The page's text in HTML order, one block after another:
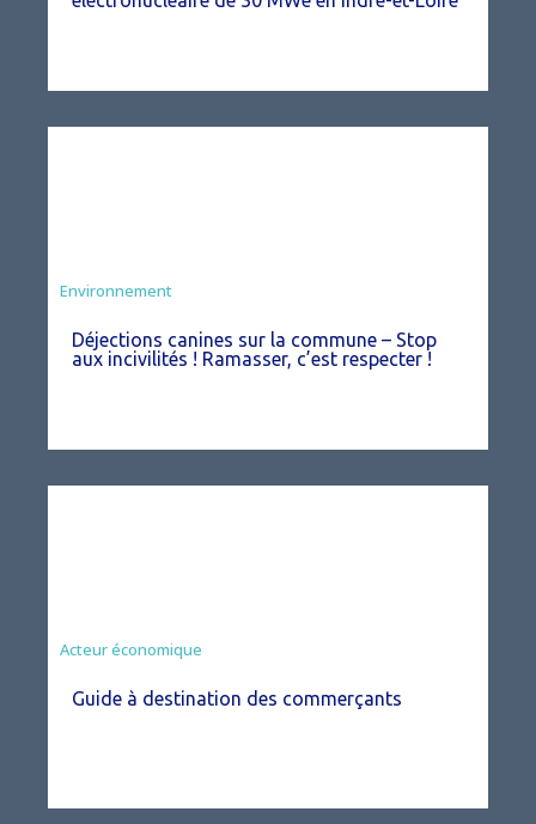
Environnement
Déjections canines sur la commune – Stop
aux incivilités ! Ramasser, c’est respecter !
Acteur économique
Guide à destination des commerçants